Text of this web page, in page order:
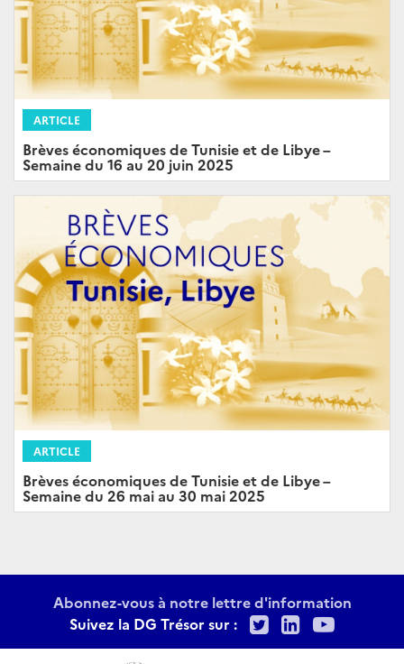
ARTICLE
Brèves économiques de Tunisie et de Libye –
Semaine du 16 au 20 juin 2025
ARTICLE
Brèves économiques de Tunisie et de Libye –
Semaine du 26 mai au 30 mai 2025
Abonnez-vous à notre lettre d'information
Suivez la DG Trésor sur :
TwitterLinkedIn